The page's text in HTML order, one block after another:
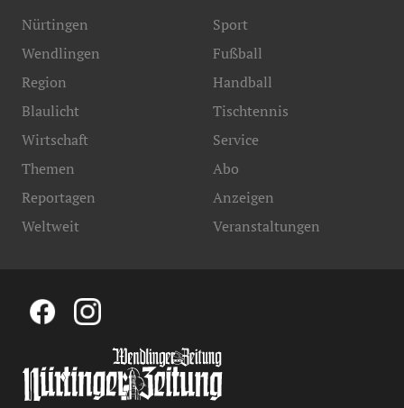
Nürtingen
Wendlingen
Region
Blaulicht
Sport
Fußball
Handball
Tischtennis
Wirtschaft
Themen
Reportagen
Weltweit
Service
Abo
Anzeigen
Veranstaltungen